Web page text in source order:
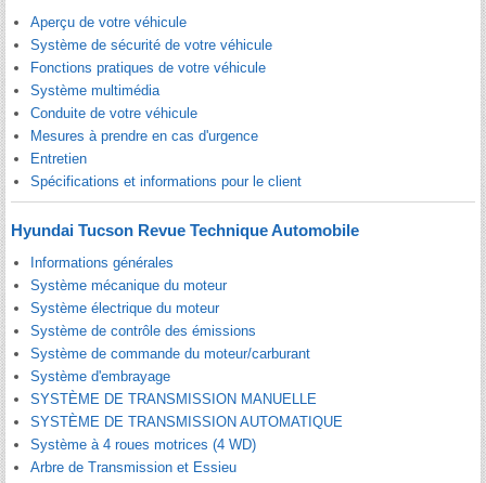
Aperçu de votre véhicule
Système de sécurité de votre véhicule
Fonctions pratiques de votre véhicule
Système multimédia
Conduite de votre véhicule
Mesures à prendre en cas d'urgence
Entretien
Spécifications et informations pour le client
Hyundai Tucson Revue Technique Automobile
Informations générales
Système mécanique du moteur
Système électrique du moteur
Système de contrôle des émissions
Système de commande du moteur/carburant
Système d'embrayage
SYSTÈME DE TRANSMISSION MANUELLE
SYSTÈME DE TRANSMISSION AUTOMATIQUE
Système à 4 roues motrices (4 WD)
Arbre de Transmission et Essieu